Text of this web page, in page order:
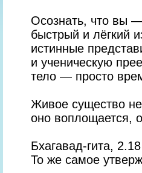
Осознать, что вы
быстрый и лёгкий
истинные
и ученическую
тело — просто
Живое существо
оно воплощается,
Бхагавад-гита, 2.18
То же самое